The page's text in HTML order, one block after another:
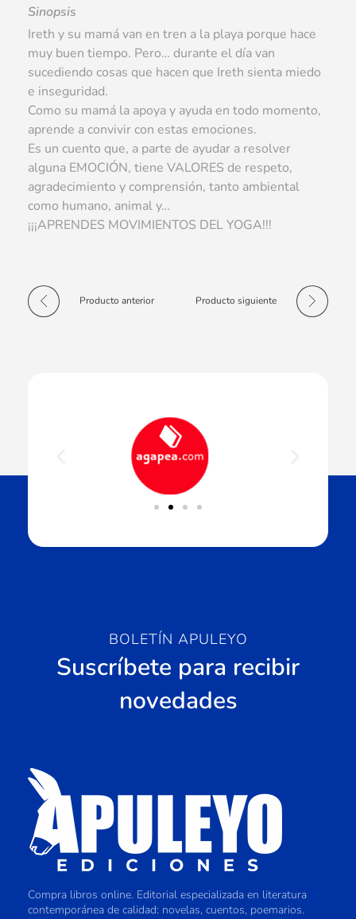
Sinopsis
Ireth y su mamá van en tren a la playa porque hace
muy buen tiempo. Pero… durante el día van
sucediendo cosas que hacen que Ireth sienta miedo
e inseguridad.
Como su mamá la apoya y ayuda en todo momento,
aprende a convivir con estas emociones.
Es un cuento que, a parte de ayudar a resolver
alguna EMOCIÓN, tiene VALORES de respeto,
agradecimiento y comprensión, tanto ambiental
como humano, animal y…
¡¡¡APRENDES MOVIMIENTOS DEL YOGA!!!
Producto anterior Producto siguiente
BOLETÍN APULEYO
Suscríbete para recibir
novedades
Compra libros online. Editorial especializada en literatura
contemporánea de calidad: novelas, cuentos, poemarios.